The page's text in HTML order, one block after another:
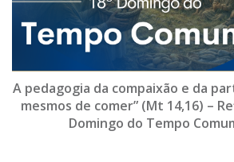
A pedagogia da compaixão e da
mesmos de comer” (Mt 14,16) –
Domingo do Tempo